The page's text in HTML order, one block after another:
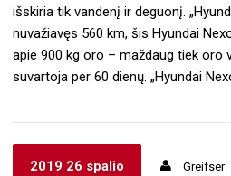
išskiria tik vandenį ir deguonį.
nuvažiavęs 560 km, šis Hyundai
apie 900 kg oro – maždaug tiek oro
suvartoja per 60 dienų. „Hyundai
2019 26 spalio Greifser